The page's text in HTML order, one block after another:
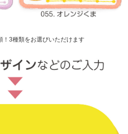
！3種類をお選びいただけます